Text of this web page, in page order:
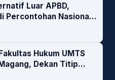
Luar APBD,
Percontohan Nasional
Hukum UMTS
Dekan Titip